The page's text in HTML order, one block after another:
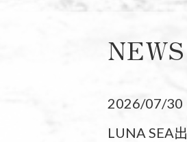
NEWS
2026/07/30
LUNA SEA